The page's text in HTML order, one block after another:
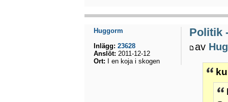
Politik
av
Huggorm
Inlägg: 23628
Anslöt: 2011-12-12
Ort: I en koja i skogen